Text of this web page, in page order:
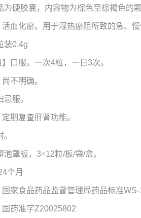
为硬胶囊，内容物为棕色至棕褐色的
血化瘀。用于湿热瘀阻所致的急、慢
装0.4g
】口服。一次4粒，一日 3次。
不明确。
服。
定期复查肝肾功能。
泡罩板， 3×12粒/板/袋/盒。
个月
国家食品药品监督管理局药品标准
国药准字Z20025802